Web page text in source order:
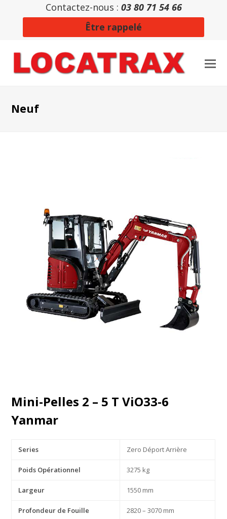
Contactez-nous : 03 80 71 54 66
Être rappelé
Neuf
Mini-Pelles 2 – 5 T ViO33-6
Yanmar
Series Zero Déport Arrière
Poids Opérationnel 3275 kg
Largeur 1550 mm
Profondeur de Fouille 2820 – 3070 mm